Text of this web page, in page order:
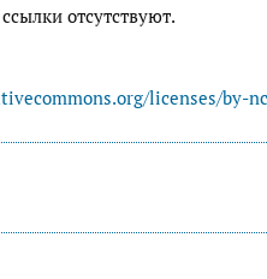
отсутствуют.
licenses/by-